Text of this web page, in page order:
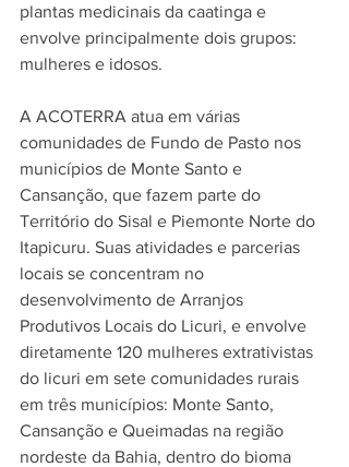
plantas medicinais da caatinga e
envolve principalmente dois grupos:
mulheres e idosos.
A ACOTERRA atua em várias
comunidades de Fundo de Pasto nos
municípios de Monte Santo e
Cansanção, que fazem parte do
Território do Sisal e Piemonte Norte do
Itapicuru. Suas atividades e parcerias
locais se concentram no
desenvolvimento de Arranjos
Produtivos Locais do Licuri, e envolve
diretamente 120 mulheres extrativistas
do licuri em sete comunidades rurais
em três municípios: Monte Santo,
Cansanção e Queimadas na região
nordeste da Bahia, dentro do bioma